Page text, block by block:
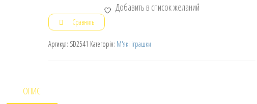
Добавить в список желаний
Сравнить
Артикул: SD2541 Категорія: М'які іграшки
ОПИС